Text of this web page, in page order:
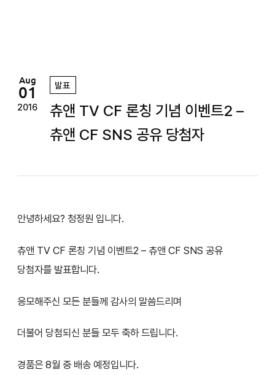
Aug
01
2016
발표
츄앤 TV CF 론칭 기념 이벤트2 –
츄앤 CF SNS 공유 당첨자
안녕하세요? 청정원 입니다.
츄앤 TV CF 론칭 기념 이벤트2 – 츄앤 CF SNS 공유
당첨자를 발표합니다.
응모해주신 모든 분들께 감사의 말씀드리며
더불어 당첨되신 분들 모두 축하 드립니다.
경품은 8월 중 배송 예정입니다.